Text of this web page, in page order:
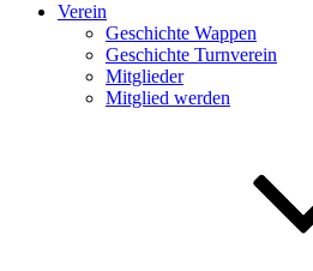
Verein
Geschichte Wappen
Geschichte Turnverein
Mitglieder
Mitglied werden